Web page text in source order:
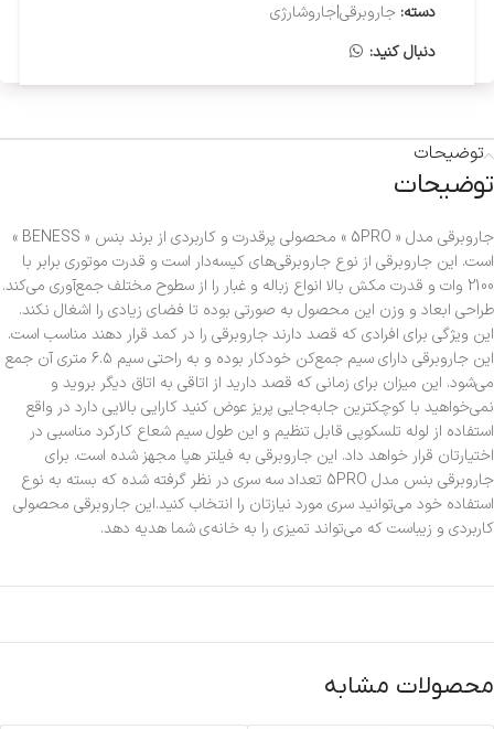
دسته: جاروبرقی|جاروشارژی
دنبال کنید:
توضیحات
توضیحات
جاروبرقی مدل « 5PRO » محصولی پرقدرت و کاربردی از برند بنس « BENESS »
است. این جاروبرقی از نوع جاروبرقی‌های کیسه‌دار است و قدرت موتوری برابر با
2100 وات و قدرت مکش بالا انواع زباله و غبار را از سطوح مختلف جمع‌آوری می‌کند.
طراحی ابعاد و وزن این محصول به صورتی بوده تا فضای زیادی را اشغال نکند.
این ویژگی برای افرادی که قصد دارند جاروبرقی را در کمد قرار دهند مناسب است.
این جاروبرقی دارای سیم جمع‌کن خودکار بوده و به راحتی سیم ۶.۵ متری آن جمع‌
می‌شود. این میزان برای زمانی که قصد دارید از اتاقی به اتاق دیگر بروید و
نمی‌خواهید با کوچکترین جابه‌جایی پریز عوض کنید کارایی بالایی دارد در واقع
استفاده از لوله تلسکوپی قابل تنظیم و این طول سیم شعاع کارکرد مناسبی در
اختیارتان قرار خواهد داد. این جاروبرقی به فیلتر هپا مجهز شده است. برای
جاروبرقی بنس مدل 5PRO تعداد سه سری در نظر گرفته شده که بسته به نوع
استفاده خود می‌توانید سری مورد نیازتان را انتخاب کنید.این جاروبرقی محصولی
کاربردی و زیباست که می‌تواند تمیزی را به خانه‌ی شما هدیه دهد.
محصولات مشابه